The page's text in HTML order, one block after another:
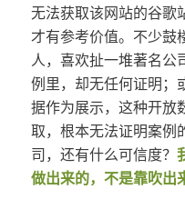
无法获取该网站的谷歌
才有参考价值。不少鼓
人，喜欢扯一堆著名公
例里，却无任何证明；
据作为展示，这种开放
取，根本无法证明案例
司，还有什么可信度？
做出来的，不是靠吹出